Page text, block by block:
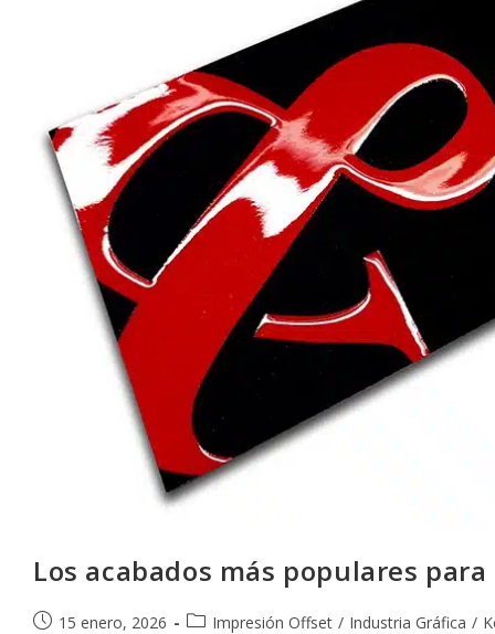
Los acabados más populares
Publicación
15 enero, 2026
Categoría
Impresión Offset / Industria Gráfica /